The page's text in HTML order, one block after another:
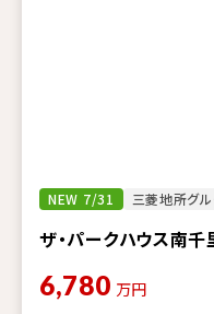
NEW 7/31 三菱地所グ
ザ・パークハウス南千
6,780 万円